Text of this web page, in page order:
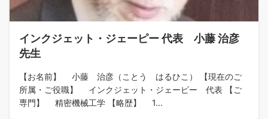
インクジェット・ジェーピー 代表 小藤 治彦
先生
【お名前】 小藤 治彦（ことう はるひこ） 【現在のご
所属・ご役職】 インクジェット・ジェーピー 代表 【ご
専門】 精密機械工学 【略歴】 1...